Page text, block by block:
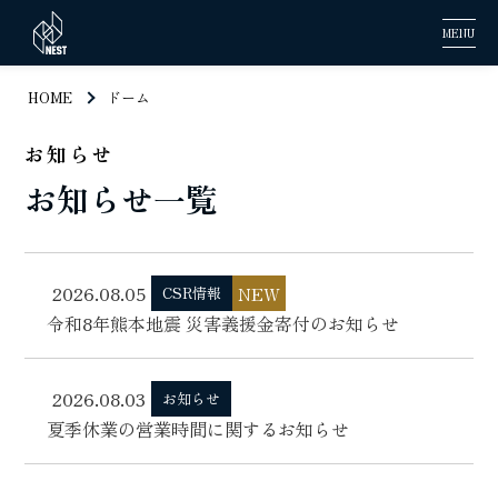
MENU
HOME ドーム
お知らせ
お知らせ一覧
2026.08.05 CSR情報
NEW
令和8年熊本地震 災害義援金寄付のお知らせ
2026.08.03 お知らせ
夏季休業の営業時間に関するお知らせ